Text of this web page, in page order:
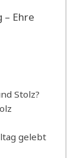
Ehre
Stolz?
gelebt